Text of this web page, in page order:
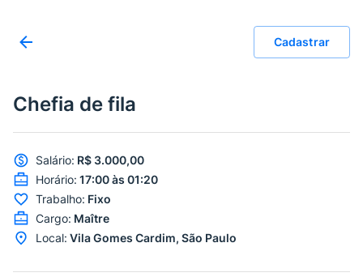
Cadastrar
Chefia de fila
Salário: R$ 3.000,00
Horário: 17:00 às 01:20
Trabalho: Fixo
Cargo: Maître
Local: Vila Gomes Cardim, São Paulo